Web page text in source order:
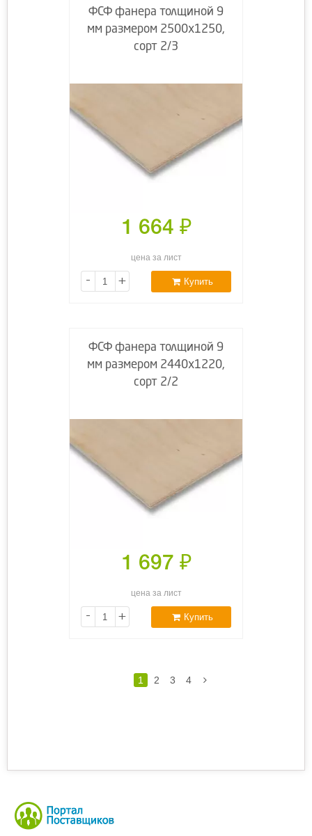
ФСФ фанера толщиной 9
мм размером 2500х1250,
сорт 2/3
1 664 ₽
цена за лист
- + Купить
ФСФ фанера толщиной 9
мм размером 2440х1220,
сорт 2/2
1 697 ₽
цена за лист
- + Купить
1 2 3 4